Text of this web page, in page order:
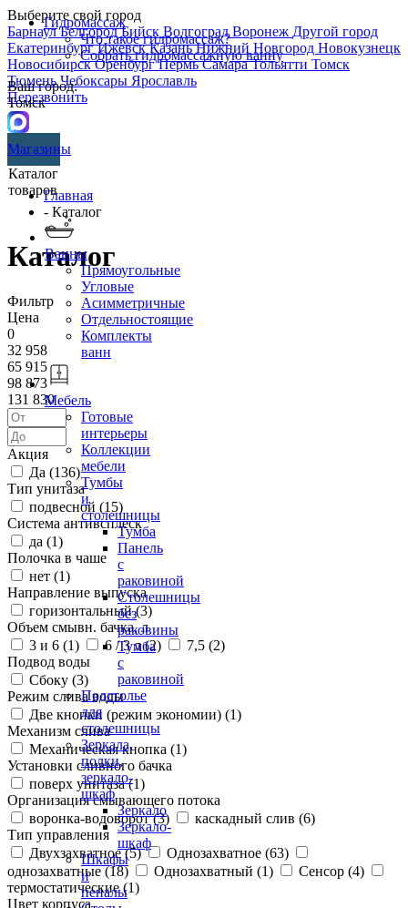
Выберите свой город
БарнаулБелгородБийск ВолгоградВоронеж Другой город
ЕкатеринбургИжевскКазаньНижний Новгород Новокузнецк
НовосибирскОренбургПермьСамараТольятти Томск
ТюменьЧебоксары Ярославль
Перезвонить
Гидромассаж
Что такое гидромассаж?
Собрать гидромассажную ванну
Ваш город:
Томск
Магазины
Каталог
товаров
Ванны
Прямоугольные
Угловые
Асимметричные
Отдельностоящие
Комплекты
ванн
Мебель
Готовые
интерьеры
Коллекции
мебели
Тумбы
и
столешницы
Тумба
Панель
с
раковиной
Столешницы
без
раковины
Тумба
с
раковиной
Подстолье
для
столешницы
Зеркала,
полки,
зеркало-
шкаф
Зеркало
Зеркало-
шкаф
Шкафы
и
пеналы
Главная
- Каталог
Каталог
Фильтр
Цена
0
32 958
65 915
98 873
131 830
Акция
Да (136)
Тип унитаза
подвесной (15)
Система антивсплеск
да (1)
Полочка в чаше
нет (1)
Направление выпуска
горизонтальный (3)
Объем смывн. бачка, л
3 и 6 (1) 6 / 3 л (2) 7,5 (2)
Подвод воды
Сбоку (3)
Режим слива воды
Две кнопки (режим экономии) (1)
Механизм слива
Механическая кнопка (1)
Установки сливного бачка
поверх унитаза (1)
Организация смывающего потока
воронка-водоворот (3) каскадный слив (6)
Тип управления
Двухзахватное (5) Однозахватное (63)
однозахватные (18) Однозахватный (1) Сенсор (4)
термостатические (1)
Цвет корпуса